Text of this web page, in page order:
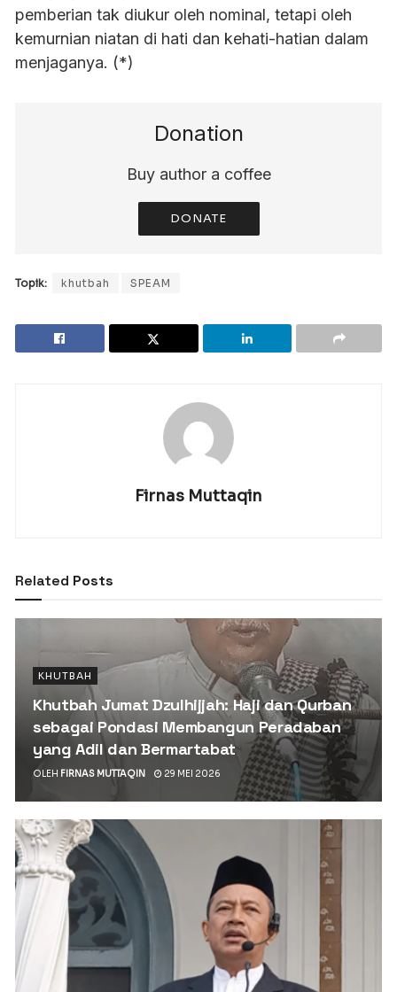
pemberian tak diukur oleh nominal, tetapi oleh
kemurnian niatan di hati dan kehati-hatian dalam
menjaganya. (*)
Donation
Buy author a coffee
DONATE
Topik: khutbah SPEAM
Firnas Muttaqin
Related Posts
KHUTBAH
Khutbah Jumat Dzulhijjah: Haji dan Qurban
sebagai Pondasi Membangun Peradaban
yang Adil dan Bermartabat
OLEH FIRNAS MUTTAQIN 29 MEI 2026